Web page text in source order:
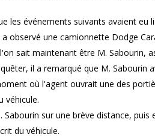
les événements suivants avaient eu
observé une camionnette Dodge
sait maintenant être M. Sabourin,
il a remarqué que M.
où l'agent ouvrait une des
véhicule.
Sabourin sur une brève distance,
du véhicule.